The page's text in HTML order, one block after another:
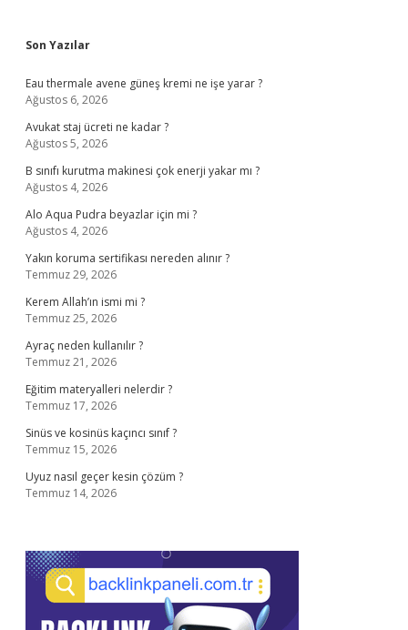
Sidebar
Son Yazılar
Eau thermale avene güneş kremi ne işe yarar ?
Ağustos 6, 2026
Avukat staj ücreti ne kadar ?
Ağustos 5, 2026
B sınıfı kurutma makinesi çok enerji yakar mı ?
Ağustos 4, 2026
Alo Aqua Pudra beyazlar için mi ?
Ağustos 4, 2026
Yakın koruma sertifikası nereden alınır ?
Temmuz 29, 2026
Kerem Allah’ın ismi mi ?
Temmuz 25, 2026
Ayraç neden kullanılır ?
Temmuz 21, 2026
Eğitim materyalleri nelerdir ?
Temmuz 17, 2026
Sinüs ve kosinüs kaçıncı sınıf ?
Temmuz 15, 2026
Uyuz nasıl geçer kesin çözüm ?
Temmuz 14, 2026